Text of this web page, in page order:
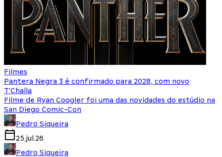
Filmes
Pantera Negra 3 é confirmado para 2028, com novo
T'Challa
Filme de Ryan Coogler foi uma das novidades do estúdio na
San Diego Comic-Con
Pedro Siqueira
25.jul.26
Pedro Siqueira